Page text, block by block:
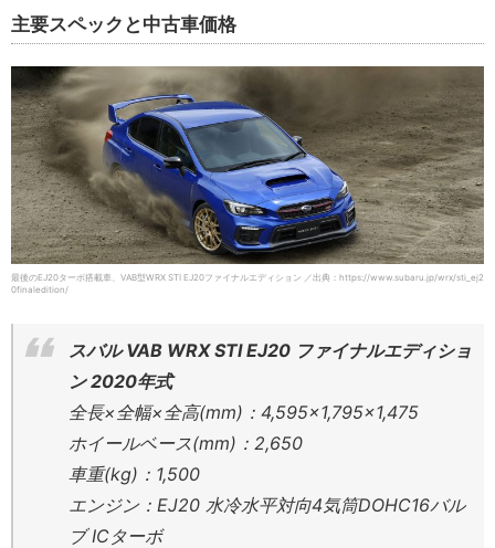
主要スペックと中古車価格
最後のEJ20ターボ搭載車、VAB型WRX STI EJ20ファイナルエディション ／出典：https://www.subaru.jp/wrx/sti_ej2
0finaledition/
スバル VAB WRX STI EJ20 ファイナルエディショ
ン 2020年式
全長×全幅×全高(mm)：4,595×1,795×1,475
ホイールベース(mm)：2,650
車重(kg)：1,500
エンジン：EJ20 水冷水平対向4気筒DOHC16バル
ブ ICターボ